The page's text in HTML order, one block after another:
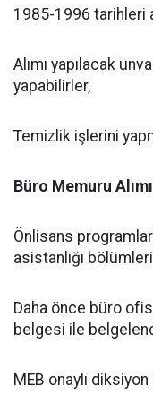
1985-1996 tarihleri
Alımı yapılacak
yapabilirler,
Temizlik işlerini
Büro Memuru
Önlisans
asistanlığı
Daha önce büro
belgesi ile
MEB onaylı